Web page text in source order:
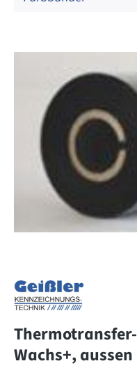
Wachs+, aussen